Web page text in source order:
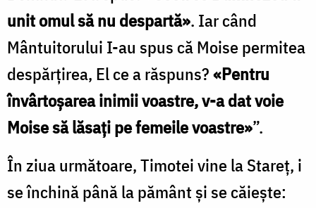
unit omul să nu despartă». Iar când
Mântuitorului I-au spus că Moise permitea
despărţirea, El ce a răspuns?«Pentru
învârtoşarea inimii voastre, v-a dat voie
Moise să lăsaţi pe femeile voastre»”.
În ziua următoare, Timotei vine la Stareţ, i
se închină până la pământ şi se căieşte: